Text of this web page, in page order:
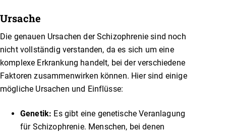
Ursache
Die genauen Ursachen der Schizophrenie sind noch
nicht vollständig verstanden, da es sich um eine
komplexe Erkrankung handelt, bei der verschiedene
Faktoren zusammenwirken können. Hier sind einige
mögliche Ursachen und Einflüsse:
Genetik: Es gibt eine genetische Veranlagung
für Schizophrenie. Menschen, bei denen